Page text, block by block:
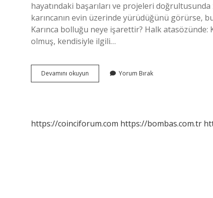
hayatındaki başarıları ve projeleri
karıncanın evin üzerinde yürüdüğünü görürse,
Karınca bolluğu neye işarettir? Halk atasözünde:
olmuş, kendisiyle ilgili…
Devamını okuyun
Karınca
Yorum Bırak
https://coinciforum.com https://bombas.com.tr